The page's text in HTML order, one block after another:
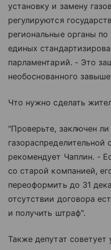
установку и замену
регулируются
региональные органы
единых
парламентарий. - Это
необоснованного
Что нужно сделать
"Проверьте, заключен
газораспределительной
рекомендует Чаплин. -
со старой компанией,
переоформить до 31
отсутствии договора
и получить штраф".
Также депутат